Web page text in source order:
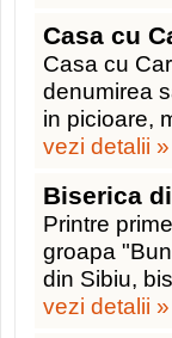
Casa cu
Casa cu
denumirea
in picioare,
vezi detalii »
Biserica
Printre
groapa
din Sibiu,
vezi detalii »